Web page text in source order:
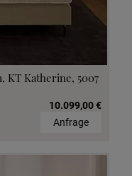
KT Katherine, 5007
10.099,00 €
Anfrage